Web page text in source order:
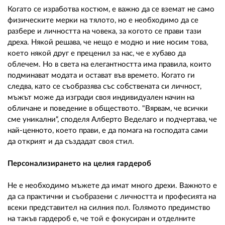
Когато се изработва костюм, е важно да се вземат не само
физическите мерки на тялото, но е необходимо да се
разбере и личността на човека, за когото се прави тази
дреха. Някой решава, че нещо е модно и ние носим това,
което някой друг е преценил за нас, че е хубаво да
облечем. Но в света на елегантността има правила, които
подминават модата и остават във времето. Когато ги
следва, като се съобразява със собствената си личност,
мъжът може да изгради своя индивидуален начин на
обличане и поведение в обществото. "Вярвам, че всички
сме уникални“, споделя Алберто Веделаго и подчертава, че
най-ценното, което прави, е да помага на господата сами
да открият и да създадат своя стил.
Персонализирането на целия гардероб
Не е необходимо мъжете да имат много дрехи. Важното е
да са практични и съобразени с личността и професията на
всеки представител на силния пол. Голямото предимство
на такъв гардероб е, че той е фокусиран и отделните